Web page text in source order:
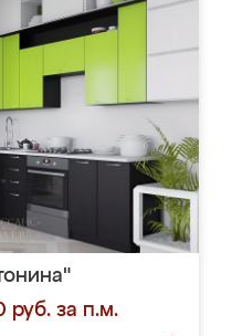
руб. за п.м.